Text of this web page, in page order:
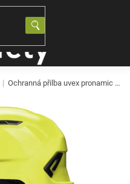
Ochranná přilba uvex pronamic alpine - hi-viz žlutá